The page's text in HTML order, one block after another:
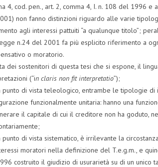
4, cod. pen., art. 2, comma 4, I. n. 108 del 1996 e
non fanno distinzioni riguardo alle varie
agli interessi pattuiti “a qualunque titolo”;
n.24 del 2001 fa più esplicito riferimento a
o moratorio.
dei sostenitori di questa tesi che si espone, il
(“in claris non fit interpretatio”);
punto di vista teleologico, entrambe le tipologie di
funzionalmente unitaria: hanno una
il capitale di cui il creditore non ha goduto,
punto di vista sistematico, è irrilevante la
moratori nella definizione del T.e.g.m., e
costruito il giudizio di usurarietà su di un unico